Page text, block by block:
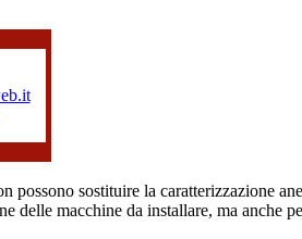
sostituire la caratterizzazione
delle macchine da installare, ma anche